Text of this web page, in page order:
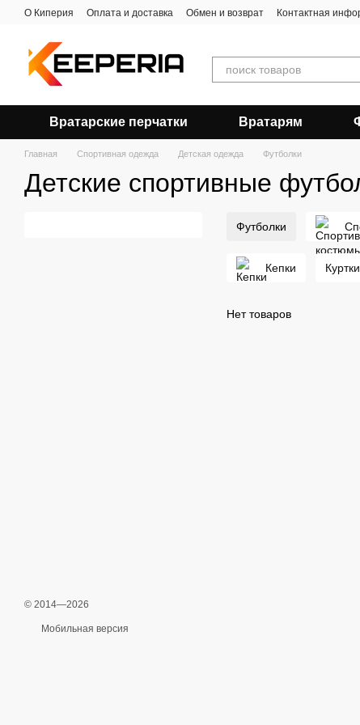
Перейти к основному контенту
О Киперия Оплата и доставка Обмен и возврат Контактная
Вратарские перчатки Вратарям
Главная Спортивная одежда Детская одежда Футболки
Детские спортивные
Футболки
Кепки Куртки
Нет товаров
© 2014—2026
Мобильная версия